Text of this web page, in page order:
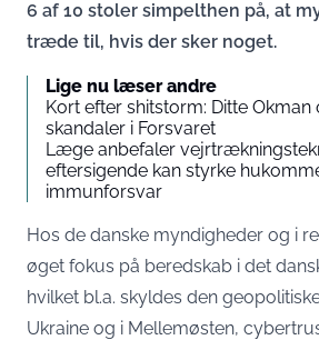
6 af 10 stoler simpelthen på, at
træde til, hvis der sker noget.
Lige nu læser andre
Kort efter shitstorm: Ditte Okman
skandaler i Forsvaret
Læge anbefaler
eftersigende kan styrke
immunforsvar
Hos de danske myndigheder og i
øget fokus på beredskab i det
hvilket bl.a. skyldes den
Ukraine og i Mellemøsten,